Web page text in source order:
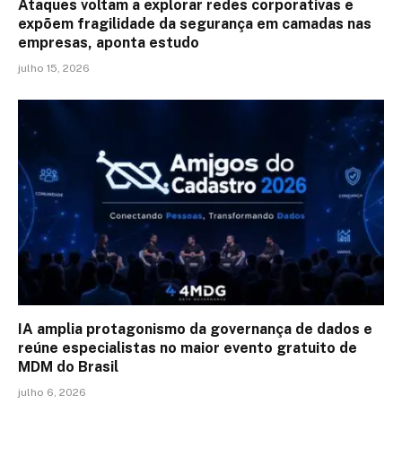
Ataques voltam a explorar redes corporativas e
expõem fragilidade da segurança em camadas nas
empresas, aponta estudo
julho 15, 2026
IA amplia protagonismo da governança de dados e
reúne especialistas no maior evento gratuito de
MDM do Brasil
julho 6, 2026